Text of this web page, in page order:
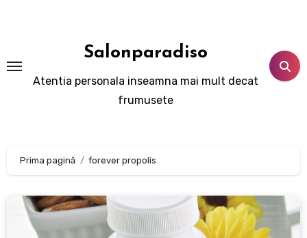
Salonparadiso
Atentia personala inseamna mai mult decat
frumusete
Prima pagină forever propolis